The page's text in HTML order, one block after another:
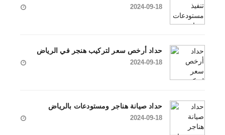
2024-09-18
حداد أرخص سعر لتركيب هنجر في الرياض
2024-09-18
حداد صيانة هناجر ومستودعات بالرياض
2024-09-18